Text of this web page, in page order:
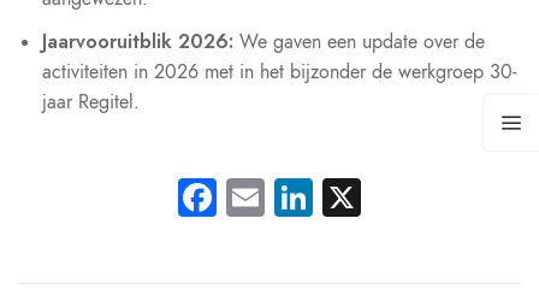
Jaarvooruitblik 2026: We gaven een update over de
activiteiten in 2026 met in het bijzonder de werkgroep 30-
jaar Regitel.
Facebook
EmailLinkedIn